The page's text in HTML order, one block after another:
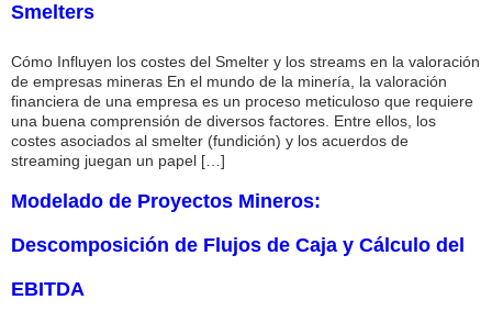
Smelters
Cómo Influyen los costes del Smelter y los streams en la valoración
de empresas mineras En el mundo de la minería, la valoración
financiera de una empresa es un proceso meticuloso que requiere
una buena comprensión de diversos factores. Entre ellos, los
costes asociados al smelter (fundición) y los acuerdos de
streaming juegan un papel […]
Modelado de Proyectos Mineros:
Descomposición de Flujos de Caja y Cálculo del
EBITDA